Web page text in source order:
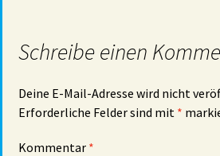
Schreibe einen
Deine E-Mail-Adresse wird nicht
Erforderliche Felder sind mit *
Kommentar *